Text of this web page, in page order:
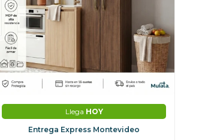
Llega HOY
Entrega Express Montevideo